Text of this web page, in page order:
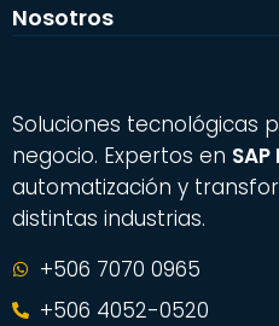
Nosotros
Soluciones tecnológicas
negocio. Expertos en
automatización y
distintas industrias.
+506 7070 0965
+506 4052-0520